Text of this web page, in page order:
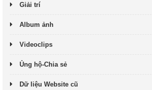
Giải trí
Album ảnh
Videoclips
Ủng hộ-Chia sẻ
Dữ liệu Website cũ